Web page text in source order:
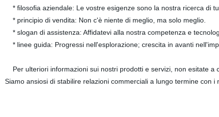
* filosofia aziendale: Le vostre esigenze sono la nostra ricerca di
* principio di vendita: Non c'è niente di meglio, ma solo meglio.
* slogan di assistenza: Affidatevi alla nostra competenza e
* linee guida: Progressi nell'esplorazione; crescita in avanti
Per ulteriori informazioni sui nostri prodotti e servizi, non esitate a
Siamo ansiosi di stabilire relazioni commerciali a lungo termine con